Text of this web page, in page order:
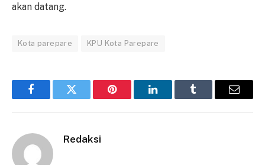
akan datang.
Kota parepare KPU Kota Parepare
FacebookTwitter Pinterest LinkedInTumblr Email
Redaksi